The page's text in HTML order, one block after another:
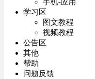
手机-应用
学习区
图文教程
视频教程
公告区
其他
帮助
问题反馈